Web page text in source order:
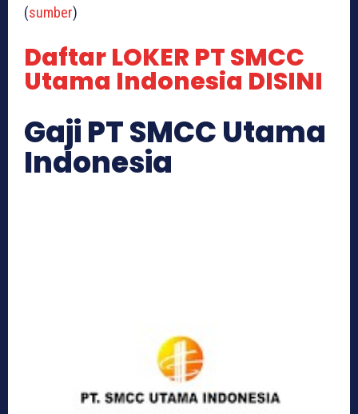
(sumber)
Daftar LOKER PT SMCC
Utama Indonesia DISINI
Gaji PT SMCC Utama
Indonesia